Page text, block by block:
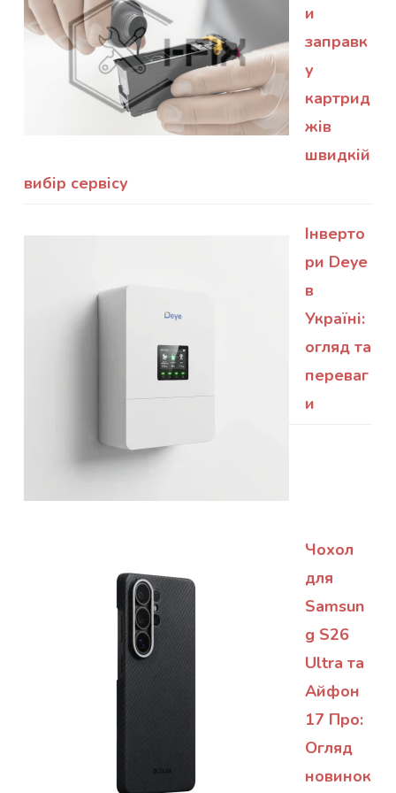
и
заправк
у
картрид
жів
швидкій
вибір сервісу
Інверто
ри Deye
в
Україні:
огляд та
переваг
и
Чохол
для
Samsun
g S26
Ultra та
Айфон
17 Про:
Огляд
новинок